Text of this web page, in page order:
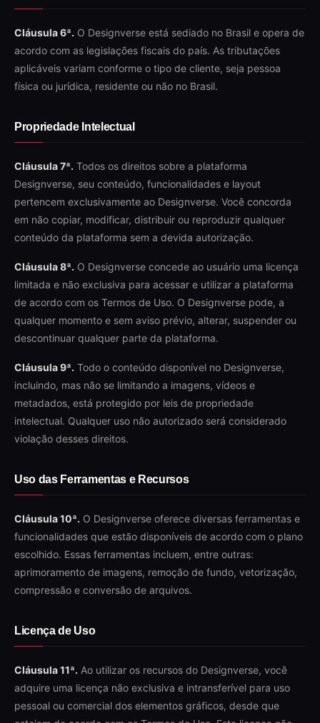
Cláusula 6ª. O Designverse está sediado no Brasil e opera de
acordo com as legislações fiscais do país. As tributações
aplicáveis variam conforme o tipo de cliente, seja pessoa
física ou jurídica, residente ou não no Brasil.
Propriedade Intelectual
Cláusula 7ª. Todos os direitos sobre a plataforma
Designverse, seu conteúdo, funcionalidades e layout
pertencem exclusivamente ao Designverse. Você concorda
em não copiar, modificar, distribuir ou reproduzir qualquer
conteúdo da plataforma sem a devida autorização.
Cláusula 8ª. O Designverse concede ao usuário uma licença
limitada e não exclusiva para acessar e utilizar a plataforma
de acordo com os Termos de Uso. O Designverse pode, a
qualquer momento e sem aviso prévio, alterar, suspender ou
descontinuar qualquer parte da plataforma.
Cláusula 9ª. Todo o conteúdo disponível no Designverse,
incluindo, mas não se limitando a imagens, vídeos e
metadados, está protegido por leis de propriedade
intelectual. Qualquer uso não autorizado será considerado
violação desses direitos.
Uso das Ferramentas e Recursos
Cláusula 10ª. O Designverse oferece diversas ferramentas e
funcionalidades que estão disponíveis de acordo com o plano
escolhido. Essas ferramentas incluem, entre outras:
aprimoramento de imagens, remoção de fundo, vetorização,
compressão e conversão de arquivos.
Licença de Uso
Cláusula 11ª. Ao utilizar os recursos do Designverse, você
adquire uma licença não exclusiva e intransferível para uso
pessoal ou comercial dos elementos gráficos, desde que